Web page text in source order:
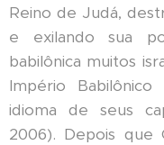
Reino de Judá,
e exilando sua
babilônica muitos
Império
idioma de seus
2006). Depois que